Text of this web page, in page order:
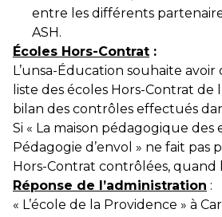
entre les différents
ASH.
Écoles Hors-Contrat :
L’unsa-Éducation souhaite avoir
liste des écoles Hors-Contrat de
bilan des contrôles effectués
Si « La maison pédagogique
Pédagogie d’envol » ne fait pas
Hors-Contrat contrôlées, quand
Réponse de l’administration :
« L’école de la Providence » à